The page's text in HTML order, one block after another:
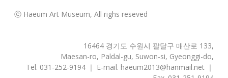
ⓒ Haeum Art Museum, All righs reseved
16464 경기도 수원시 팔달구 매산로 133,
Maesan-ro, Paldal-gu, Suwon-si, Gyeonggi-do,
Tel. 031-252-9194 ｜ E-mail. haeum2013@hanmail.net ｜